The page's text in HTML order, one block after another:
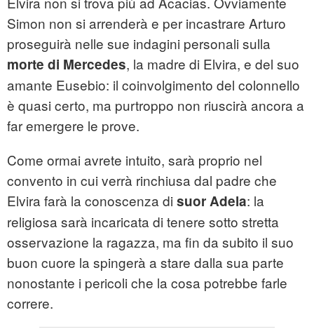
Simon non si arrenderà e per incastrare Arturo
proseguirà nelle sue indagini personali sulla
morte di Mercedes, la madre di Elvira, e del suo
amante Eusebio: il coinvolgimento del colonnello
è quasi certo, ma purtroppo non riuscirà ancora a
far emergere le prove.
Come ormai avrete intuito, sarà proprio nel
convento in cui verrà rinchiusa dal padre che
Elvira farà la conoscenza di suor Adela: la
religiosa sarà incaricata di tenere sotto stretta
osservazione la ragazza, ma fin da subito il suo
buon cuore la spingerà a stare dalla sua parte
nonostante i pericoli che la cosa potrebbe farle
correre.